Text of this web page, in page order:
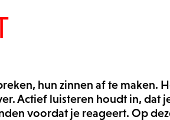
hun zinnen af te maken.
Actief luisteren houdt in, dat
voordat je reageert. Op